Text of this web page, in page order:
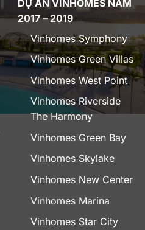
DỰ ÁN VINHOMES NĂM
2017 – 2019
Vinhomes Symphony
Vinhomes Green Villas
Vinhomes West Point
Vinhomes Riverside
The Harmony
Vinhomes Green Bay
Vinhomes Skylake
Vinhomes New Center
Vinhomes Marina
Vinhomes Star City